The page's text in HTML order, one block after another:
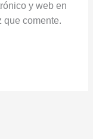
y web en
que comente.